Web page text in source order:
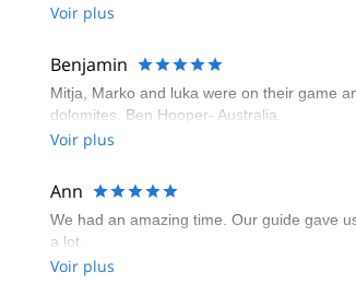
Voir plus
Benjamin
Mitja, Marko and luka were on their game
dolomites. Ben Hooper- Australia.
Voir plus
Ann
We had an amazing time. Our guide gave
a lot.
Voir plus